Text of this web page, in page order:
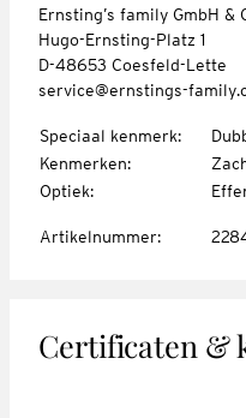
Ernsting’s family GmbH &
Hugo-Ernsting-Platz 1
D-48653 Coesfeld-Lette
service@ernstings-
Speciaal kenmerk:
Kenmerken:
Optiek:
Artikelnummer:
Certificaten &